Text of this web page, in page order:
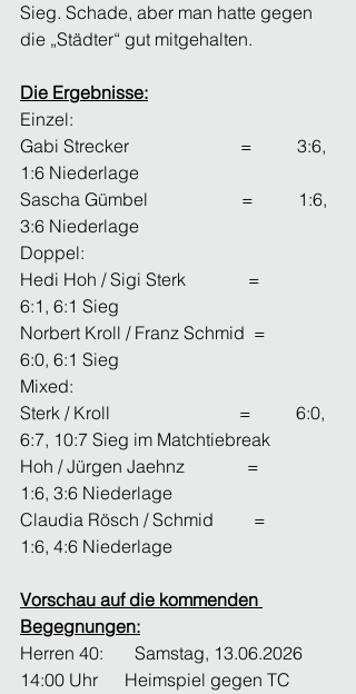
Sieg. Schade, aber man hatte gegen
die „Städter“ gut mitgehalten.
Die Ergebnisse:
Einzel:
Gabi Strecker                         =          3:6,
1:6 Niederlage
Sascha Gümbel                     =          1:6,
3:6 Niederlage
Doppel:
Hedi Hoh / Sigi Sterk              =
6:1, 6:1 Sieg
Norbert Kroll / Franz Schmid  =
6:0, 6:1 Sieg
Mixed:
Sterk / Kroll                             =          6:0,
6:7, 10:7 Sieg im Matchtiebreak
Hoh / Jürgen Jaehnz              =
1:6, 3:6 Niederlage
Claudia Rösch / Schmid         =
1:6, 4:6 Niederlage
Vorschau auf die kommenden
Begegnungen:
Herren 40:       Samstag, 13.06.2026
14:00 Uhr      Heimspiel gegen TC